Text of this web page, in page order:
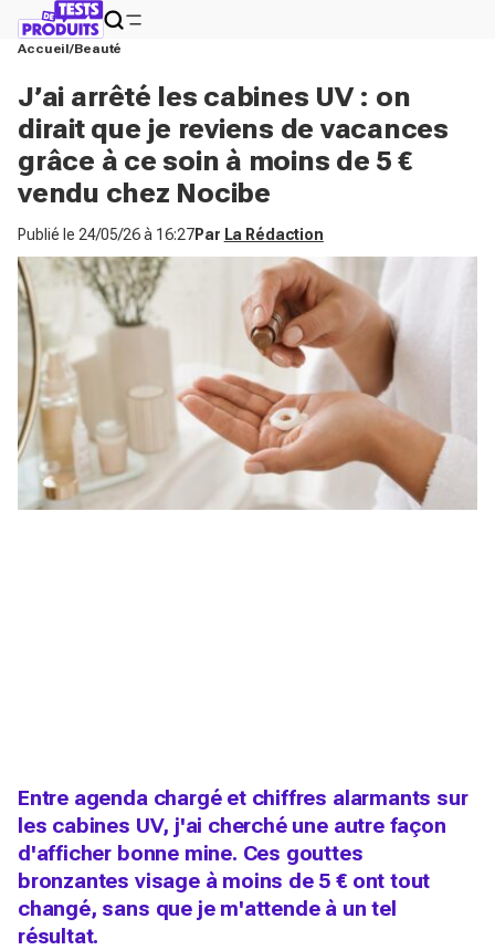
Accueil Beauté
J’ai arrêté les cabines UV : on
dirait que je reviens de vacances
grâce à ce soin à moins de 5 €
vendu chez Nocibe
Publié le 24/05/26 à 16:27Par La Rédaction
Entre agenda chargé et chiffres alarmants sur
les cabines UV, j'ai cherché une autre façon
d'afficher bonne mine. Ces gouttes
bronzantes visage à moins de 5 € ont tout
changé, sans que je m'attende à un tel
résultat.